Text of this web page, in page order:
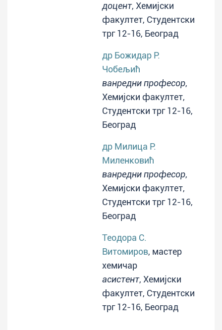
доцент, Хемијски
факултет, Студентски
трг 12-16, Београд
др Божидар Р.
Чобељић
ванредни професор,
Хемијски факултет,
Студентски трг 12-16,
Београд
др Милица Р.
Миленковић
ванредни професор,
Хемијски факултет,
Студентски трг 12-16,
Београд
Теодора С.
Витомиров, мастер
хемичар
асистент, Хемијски
факултет, Студентски
трг 12-16, Београд